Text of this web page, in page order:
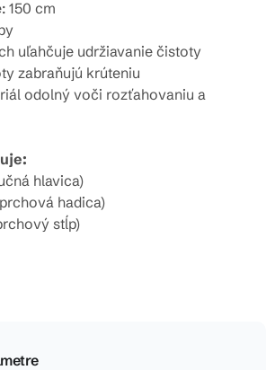
150 cm
uľahčuje udržiavanie čistoty
zabraňujú krúteniu
odolný voči rozťahovaniu a
hlavica)
hadica)
stĺp)